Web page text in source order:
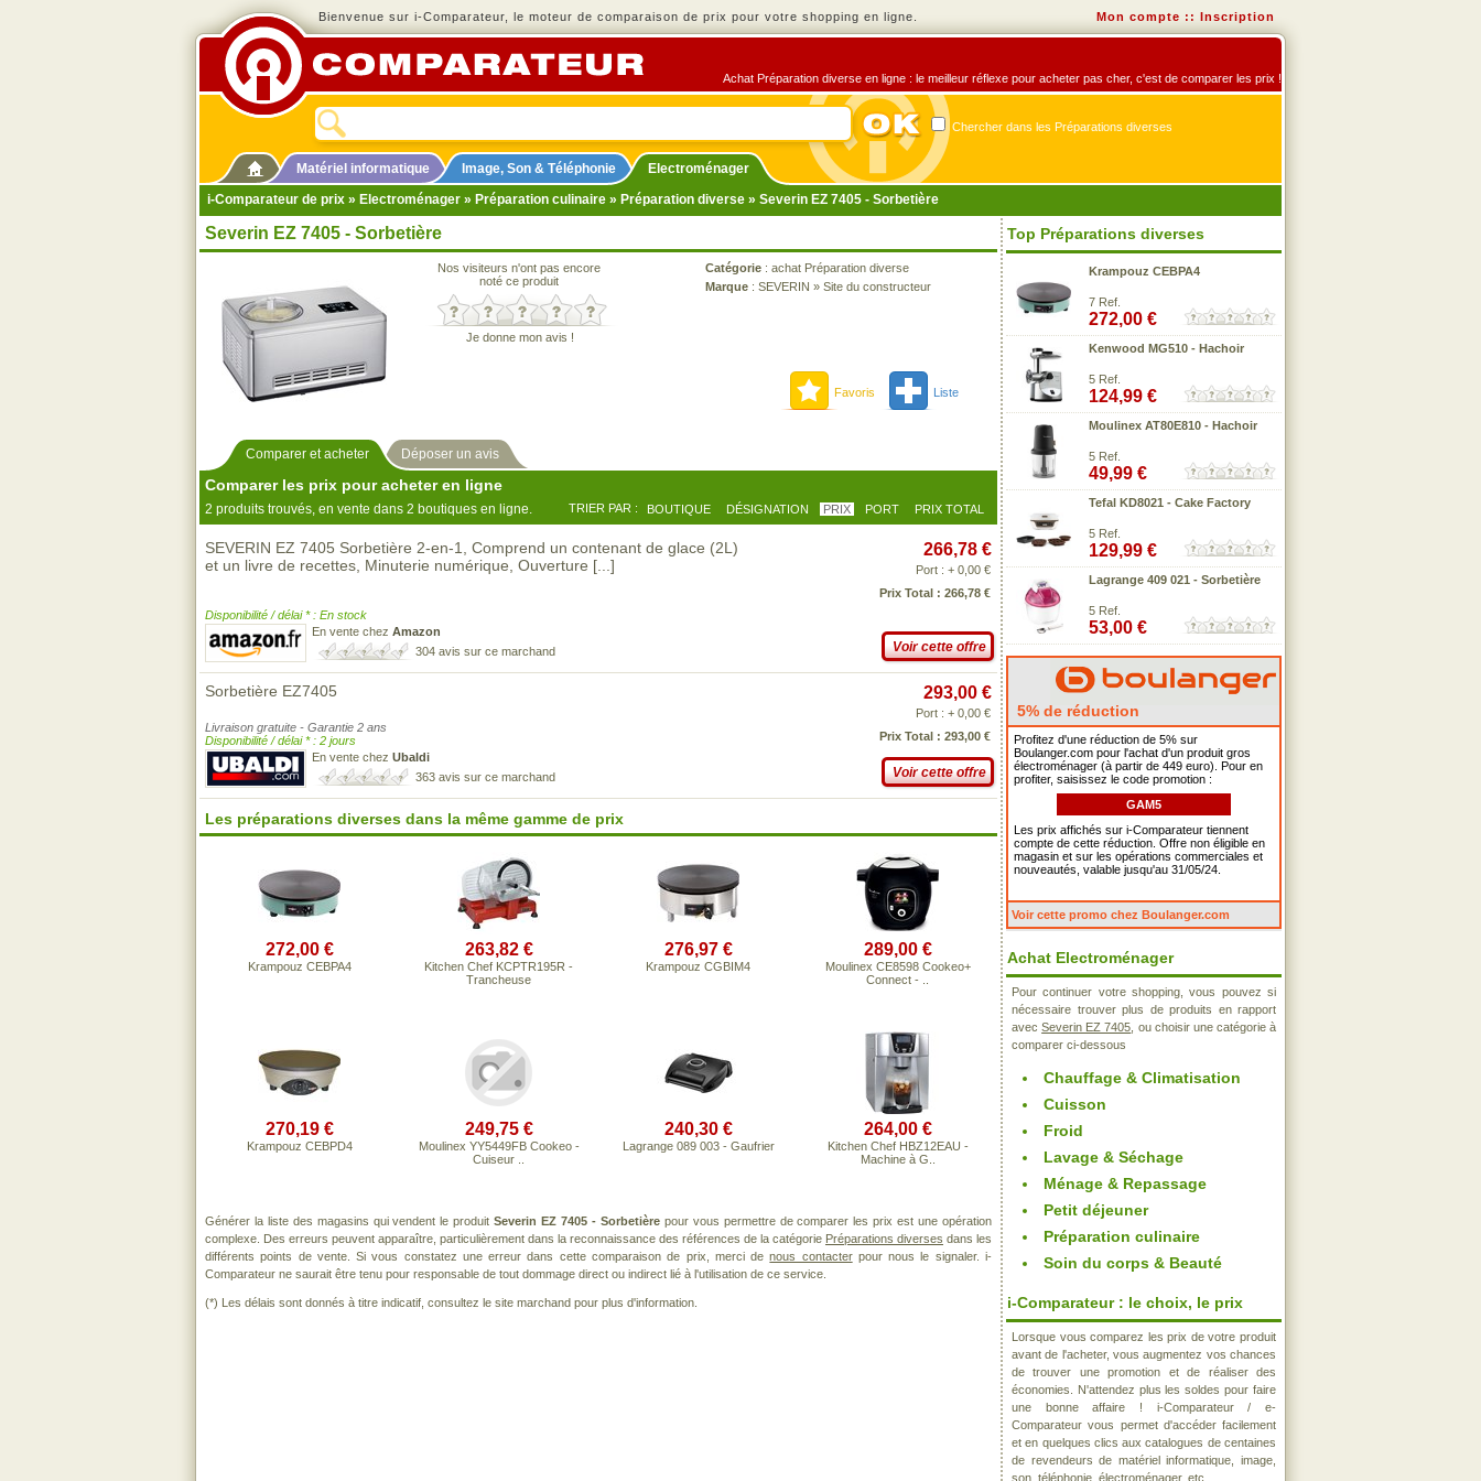
Bienvenue sur i-Comparateur, le moteur de comparaison de prix pour votre shopping en ligne. Mon compte :: Inscription
Achat Préparation diverse en ligne : le meilleur réflexe pour acheter pas cher, c'est de comparer les prix !
Chercher dans les Préparations diverses
Matériel informatique Image, Son & Téléphonie
Electroménager
i-Comparateur de prix » Electroménager » Préparation culinaire » Préparation diverse » Severin EZ 7405 - Sorbetière
Severin EZ 7405 - Sorbetière
Nos visiteurs n'ont pas encore
noté ce produit
Je donne mon avis !
Catégorie : achat Préparation diverse
Marque : SEVERIN » Site du constructeur
Favoris Liste
Comparer et acheter Déposer un avis
Comparer les prix pour acheter en ligne
2 produits trouvés, en vente dans 2 boutiques en ligne. TRIER PAR : BOUTIQUE DÉSIGNATION PRIX PORT PRIX TOTAL
SEVERIN EZ 7405 Sorbetière 2-en-1, Comprend un contenant de glace (2L)
et un livre de recettes, Minuterie numérique, Ouverture [...]
Disponibilité / délai * : En stock
En vente chez Amazon
304 avis sur ce marchand
266,78 €
Port : + 0,00 €
Prix Total : 266,78 €
Voir cette offre
Sorbetière EZ7405
Livraison gratuite - Garantie 2 ans
Disponibilité / délai * : 2 jours
En vente chez Ubaldi
363 avis sur ce marchand
293,00 €
Port : + 0,00 €
Prix Total : 293,00 €
Voir cette offre
Les préparations diverses dans la même gamme de prix
272,00 €
Krampouz CEBPA4
263,82 €
Kitchen Chef KCPTR195R -
Trancheuse
276,97 €
Krampouz CGBIM4
289,00 €
Moulinex CE8598 Cookeo+
Connect - ..
270,19 €
Krampouz CEBPD4
249,75 €
Moulinex YY5449FB Cookeo -
Cuiseur ..
240,30 €
Lagrange 089 003 - Gaufrier
264,00 €
Kitchen Chef HBZ12EAU -
Machine à G..
Générer la liste des magasins qui vendent le produitSeverin EZ 7405 - Sorbetièrepour vous permettre de comparer les prix est une opération
complexe. Des erreurs peuvent apparaître, particulièrement dans la reconnaissance des références de la catégorie Préparations diverses dans les
différents points de vente. Si vous constatez une erreur dans cette comparaison de prix, merci denous contacterpour nous le signaler. i-
Comparateur ne saurait être tenu pour responsable de tout dommage direct ou indirect lié à l'utilisation de ce service.
(*) Les délais sont donnés à titre indicatif, consultez le site marchand pour plus d'information.
Top Préparations diverses
Krampouz CEBPA4
7 Ref.
272,00 €
Kenwood MG510 - Hachoir
5 Ref.
124,99 €
Moulinex AT80E810 - Hachoir
5 Ref.
49,99 €
Tefal KD8021 - Cake Factory
5 Ref.
129,99 €
Lagrange 409 021 - Sorbetière
5 Ref.
53,00 €
5% de réduction
Profitez d'une réduction de 5% sur
Boulanger.com pour l'achat d'un produit gros
électroménager (à partir de 449 euro). Pour en
profiter, saisissez le code promotion :
GAM5
Les prix affichés sur i-Comparateur tiennent
compte de cette réduction. Offre non éligible en
magasin et sur les opérations commerciales et
nouveautés, valable jusqu'au 31/05/24.
Voir cette promo chez Boulanger.com
Achat Electroménager
Pour continuer votre shopping, vous pouvez si
nécessaire trouver plus de produits en rapport
avecSeverin EZ 7405 , ou choisir une catégorie à
comparer ci-dessous
Chauffage & Climatisation
Cuisson
Froid
Lavage & Séchage
Ménage & Repassage
Petit déjeuner
Préparation culinaire
Soin du corps & Beauté
i-Comparateur : le choix, le prix
Lorsque vous comparez les prix de votre produit
avant de l'acheter, vous augmentez vos chances
de trouver une promotion et de réaliser des
économies. N'attendez plus les soldes pour faire
une bonne affaire ! i-Comparateur / e-
Comparateur vous permet d'accéder facilement
et en quelques clics aux catalogues de centaines
de revendeurs de matériel informatique, image,
son, téléphonie, électroménager, etc..